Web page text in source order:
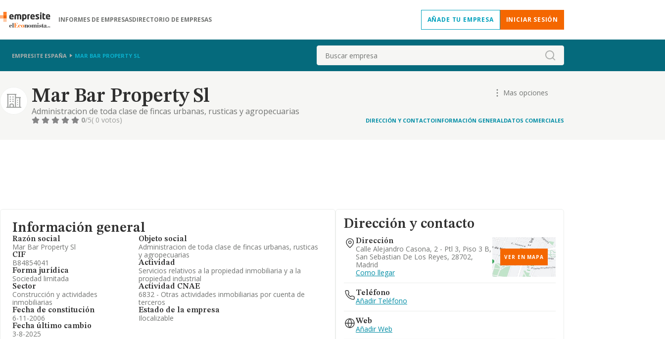
INFORMES DE EMPRESASDIRECTORIO DE EMPRESAS AÑADE TU EMPRESA INICIAR SESIÓN
EMPRESITE ESPAÑA MAR BAR PROPERTY SL Buscar
Mar Bar Property Sl
Administracion de toda clase de fincas urbanas, rusticas y agropecuarias
Mas opciones
0/5( 0 votos) DIRECCIÓN Y CONTACTOINFORMACIÓN GENERALDATOS COMERCIALES
Información general
Razón social
Mar Bar Property Sl
CIF
B84854041
Forma jurídica
Sociedad limitada
Sector
Construcción y actividades
inmobiliarias
Fecha de constitución
6-11-2006
Fecha último cambio
3-8-2025
Objeto social
Administracion de toda clase de fincas urbanas, rusticas
y agropecuarias
Actividad
Servicios relativos a la propiedad inmobiliaria y a la
propiedad industrial
Actividad CNAE
6832 - Otras actividades inmobiliarias por cuenta de
terceros
Estado de la empresa
Ilocalizable
Dirección y contacto
Dirección
Calle Alejandro Casona, 2 - Ptl 3, Piso 3 B,
San Sebastian De Los Reyes, 28702,
Madrid
Como llegar
VER EN MAPA
Teléfono
Añadir Teléfono
Web
Añadir Web